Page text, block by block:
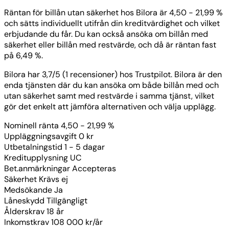
Räntan för billån utan säkerhet hos Bilora är 4,50 - 21,99 %
och sätts individuellt utifrån din kreditvärdighet och vilket
erbjudande du får. Du kan också ansöka om billån med
säkerhet eller billån med restvärde, och då är räntan fast
på 6,49 %.
Bilora har 3,7/5 (1 recensioner) hos Trustpilot. Bilora är den
enda tjänsten där du kan ansöka om både billån med och
utan säkerhet samt med restvärde i samma tjänst, vilket
gör det enkelt att jämföra alternativen och välja upplägg.
Nominell ränta 4,50 - 21,99 %
Uppläggningsavgift0 kr
Utbetalningstid 1 - 5 dagar
Kreditupplysning UC
Bet.anmärkningarAccepteras
Säkerhet Krävs ej
MedsökandeJa
Låneskydd Tillgängligt
Ålderskrav18 år
Inkomstkrav108 000 kr/år